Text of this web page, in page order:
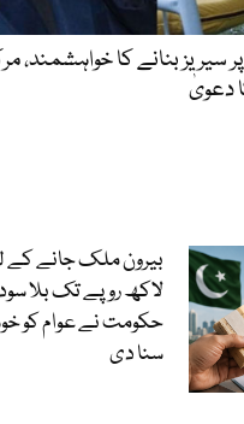
لاکھ روپے تک بلا
حکومت نے عوام کو
سنا دی
بنانے کا خواہشمند،
دعویٰ